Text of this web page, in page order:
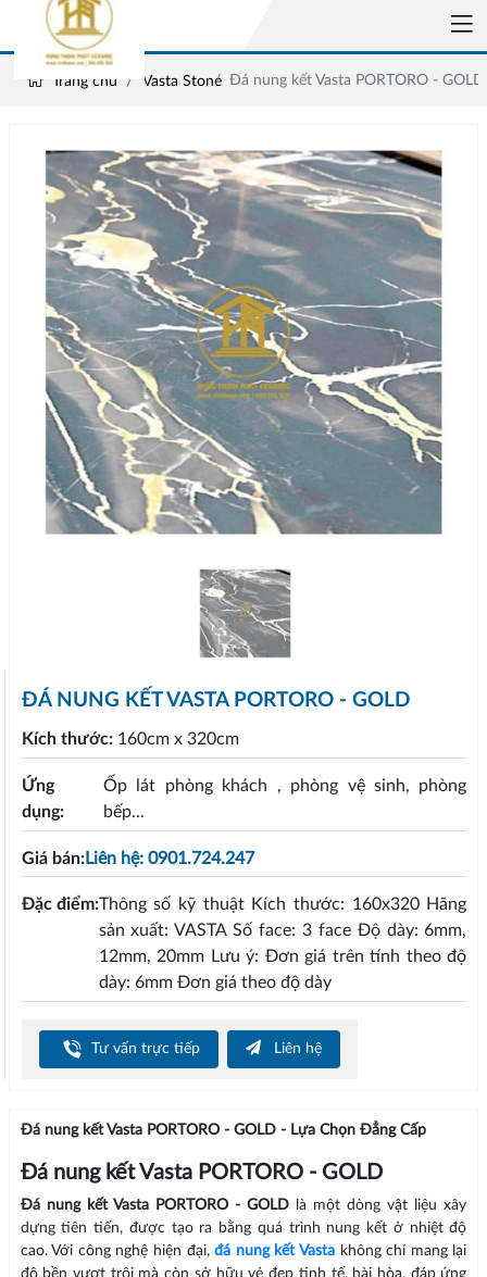
Trang chủ Vasta Stone Đá nung kết Vasta PORTORO - GOLD
ĐÁ NUNG KẾT VASTA PORTORO - GOLD
Kích thước: 160cm x 320cm
Ứng
dụng:
Ốp lát phòng khách , phòng vệ sinh, phòng
bếp...
Giá bán:Liên hệ: 0901.724.247
Đặc điểm:Thông số kỹ thuật Kích thước: 160x320 Hãng
sản xuất: VASTA Số face: 3 face Độ dày: 6mm,
12mm, 20mm Lưu ý: Đơn giá trên tính theo độ
dày: 6mm Đơn giá theo độ dày
Tư vấn trực tiếp Liên hệ
Đá nung kết Vasta PORTORO - GOLD - Lựa Chọn Đẳng Cấp
Đá nung kết Vasta PORTORO - GOLD
Đá nung kết Vasta PORTORO - GOLD
là một dòng vật liệu xây
dựng tiên tiến, được tạo ra bằng quá trình nung kết ở nhiệt độ
cao. Với công nghệ hiện đại,đá nung kết Vasta không chỉ mang lại
độ bền vượt trội mà còn sở hữu vẻ đẹp tinh tế, hài hòa, đáp ứng